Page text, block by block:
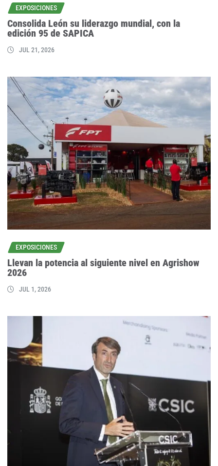
EXPOSICIONES
Consolida León su liderazgo mundial, con la
edición 95 de SAPICA
JUL 21, 2026
EXPOSICIONES
Llevan la potencia al siguiente nivel en Agrishow
2026
JUL 1, 2026